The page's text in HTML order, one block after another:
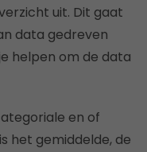
uit. Dit gaat
data gedreven
helpen om de data
en of
het gemiddelde, de